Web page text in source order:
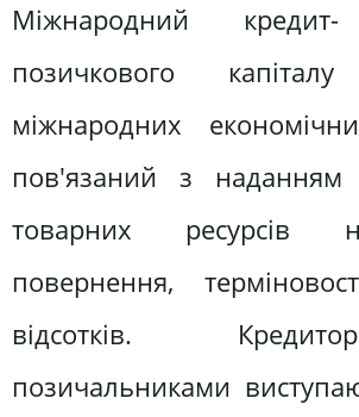
Міжнародний
позичкового
міжнародних
пов'язаний з наданням
товарних ресурсів
повернення,
відсотків.
позичальниками